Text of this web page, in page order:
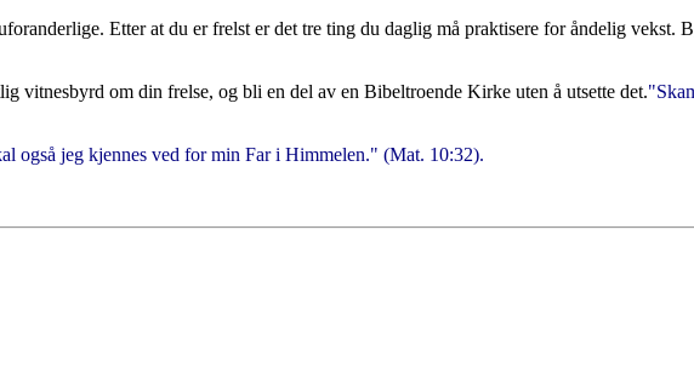
Etter at du er frelst er det tre ting du daglig må praktisere for åndelig
vitnesbyrd om din frelse, og bli en del av en Bibeltroende Kirke uten å utsette det.
også jeg kjennes ved for min Far i Himmelen." (Mat. 10:32).